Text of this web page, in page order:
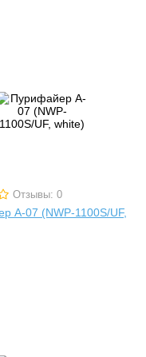
Отзывы: 0
A-07 (NWP-1100S/UF,